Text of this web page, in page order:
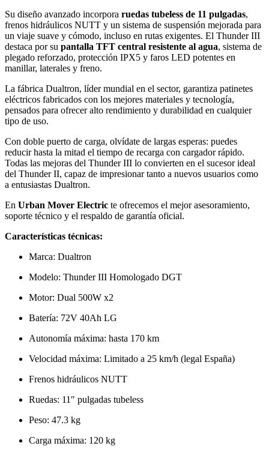
Su diseño avanzado incorpora ruedas tubeless de 11 pulgadas,
frenos hidráulicos NUTT y un sistema de suspensión mejorada para
un viaje suave y cómodo, incluso en rutas exigentes. El Thunder III
destaca por su pantalla TFT central resistente al agua, sistema de
plegado reforzado, protección IPX5 y faros LED potentes en
manillar, laterales y freno.
La fábrica Dualtron, líder mundial en el sector, garantiza patinetes
eléctricos fabricados con los mejores materiales y tecnología,
pensados para ofrecer alto rendimiento y durabilidad en cualquier
tipo de uso.
Con doble puerto de carga, olvídate de largas esperas: puedes
reducir hasta la mitad el tiempo de recarga con cargador rápido.
Todas las mejoras del Thunder III lo convierten en el sucesor ideal
del Thunder II, capaz de impresionar tanto a nuevos usuarios como
a entusiastas Dualtron.
En Urban Mover Electric te ofrecemos el mejor asesoramiento,
soporte técnico y el respaldo de garantía oficial.
Características técnicas:
Marca: Dualtron
Modelo: Thunder III Homologado DGT
Motor: Dual 500W x2
Batería: 72V 40Ah LG
Autonomía máxima: hasta 170 km
Velocidad máxima: Limitado a 25 km/h (legal España)
Frenos hidráulicos NUTT
Ruedas: 11″ pulgadas tubeless
Peso: 47.3 kg
Carga máxima: 120 kg